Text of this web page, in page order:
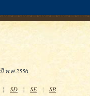
พ.ศ.2556
SD ¦ SE¦ SB